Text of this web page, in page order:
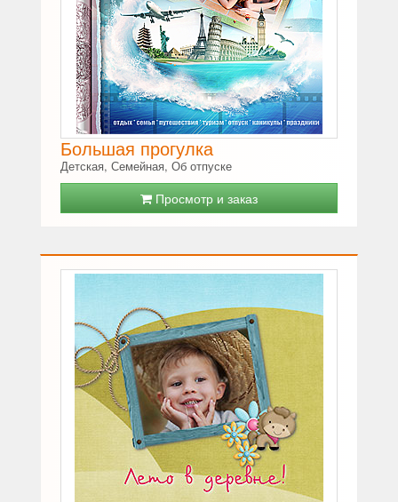
Большая прогулка
Детская, Семейная, Об отпуске
Просмотр и заказ